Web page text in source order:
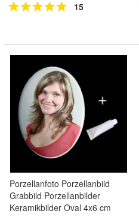
15
Porzellanfoto Porzellanbild
Grabbild Porzellanbilder
Keramikbilder Oval 4x6 cm